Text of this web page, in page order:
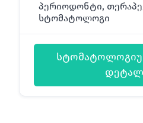
პერიოდონტი,
სტომატოლოგი